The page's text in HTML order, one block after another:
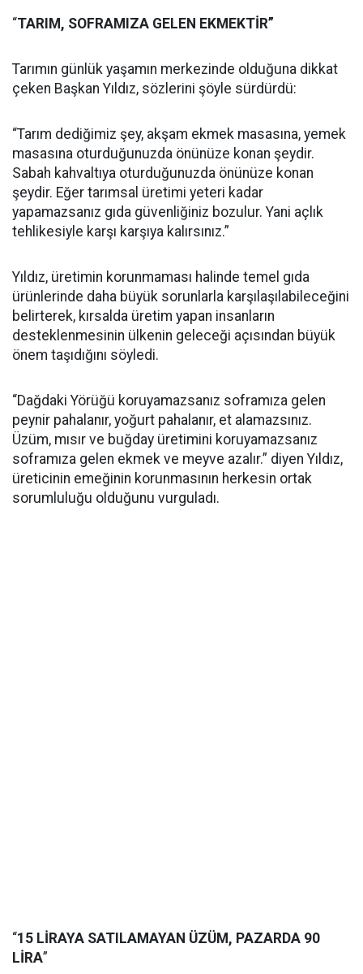
“TARIM, SOFRAMIZA GELEN EKMEKTİR”
Tarımın günlük yaşamın merkezinde olduğuna dikkat
çeken Başkan Yıldız, sözlerini şöyle sürdürdü:
“Tarım dediğimiz şey, akşam ekmek masasına, yemek
masasına oturduğunuzda önünüze konan şeydir.
Sabah kahvaltıya oturduğunuzda önünüze konan
şeydir. Eğer tarımsal üretimi yeteri kadar
yapamazsanız gıda güvenliğiniz bozulur. Yani açlık
tehlikesiyle karşı karşıya kalırsınız.”
Yıldız, üretimin korunmaması halinde temel gıda
ürünlerinde daha büyük sorunlarla karşılaşılabileceğini
belirterek, kırsalda üretim yapan insanların
desteklenmesinin ülkenin geleceği açısından büyük
önem taşıdığını söyledi.
“Dağdaki Yörüğü koruyamazsanız soframıza gelen
peynir pahalanır, yoğurt pahalanır, et alamazsınız.
Üzüm, mısır ve buğday üretimini koruyamazsanız
soframıza gelen ekmek ve meyve azalır.” diyen Yıldız,
üreticinin emeğinin korunmasının herkesin ortak
sorumluluğu olduğunu vurguladı.
“15 LİRAYA SATILAMAYAN ÜZÜM, PAZARDA 90
LİRA”